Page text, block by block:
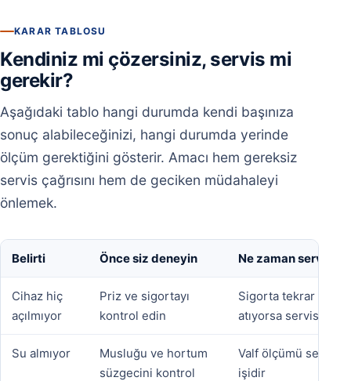
KARAR TABLOSU
Kendiniz mi çözersiniz, servis mi
gerekir?
Aşağıdaki tablo hangi durumda kendi başınıza
sonuç alabileceğinizi, hangi durumda yerinde
ölçüm gerektiğini gösterir. Amacı hem gereksiz
servis çağrısını hem de geciken müdahaleyi
önlemek.
Belirti Önce siz deneyin Ne zaman servis
Cihaz hiç
açılmıyor
Priz ve sigortayı
kontrol edin
Sigorta tekrar
atıyorsa servis
Su almıyor
Musluğu ve hortum
süzgecini kontrol
Valf ölçümü servis
işidir